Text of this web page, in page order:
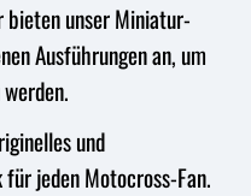
unser Miniatur-
Ausführungen an, um
und
jeden Motocross-Fan.